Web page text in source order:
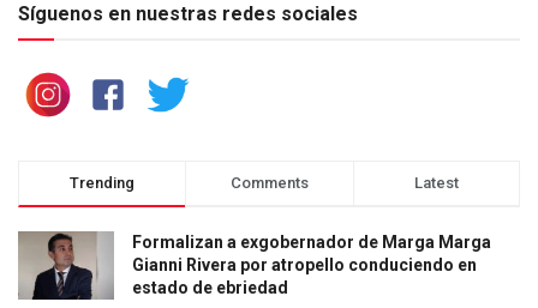
Síguenos en nuestras redes sociales
Trending Comments Latest
Formalizan a exgobernador de Marga Marga
Gianni Rivera por atropello conduciendo en
estado de ebriedad